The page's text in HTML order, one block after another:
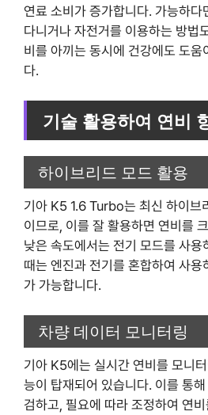
연료 소비가 증가합니다. 가능하다
다니거나 자전거를 이용하는 방법
비를 아끼는 동시에 건강에도 도움
다.
기술 활용하여 연비
하이브리드 모드 활용
기아 K5 1.6 Turbo는 최신 하이브
이므로, 이를 잘 활용하면 연비를
낮은 속도에서는 전기 모드를 사
때는 엔진과 전기를 혼합하여 사용
가 가능합니다.
차량 데이터 모니터링
기아 K5에는 실시간 연비를 모니
능이 탑재되어 있습니다. 이를 통
검하고, 필요에 따라 조정하여 연